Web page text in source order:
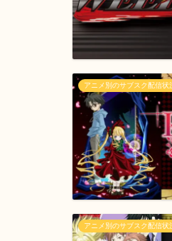
アニメ別のサブスク配信状
アニメ別のサブスク配信状